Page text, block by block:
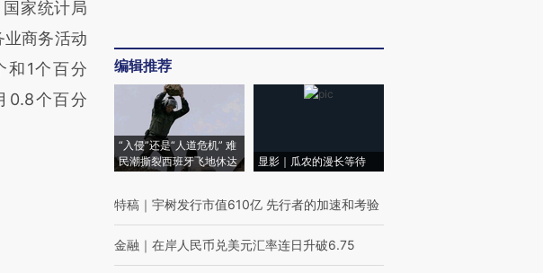
家统计局
商务活动
和1个百分
0.8个百分
编辑推荐
“入侵”还是“人道危机” 难
民潮撕裂西班牙飞地休达
显影｜瓜农的漫长等待
特稿 ｜ 宇树发行市值610亿 先行者的加速和考验
金融 ｜ 在岸人民币兑美元汇率连日升破6.75